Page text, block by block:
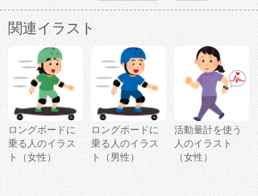
関連イラスト
ロングボードに
乗る人のイラス
ト（女性）
ロングボードに
乗る人のイラス
ト（男性）
活動量計を使う
人のイラスト
（女性）